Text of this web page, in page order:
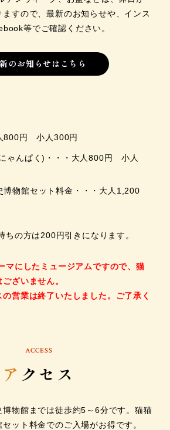
すので、最新のお知らせや、インス
等でご確認ください。
のお知らせはこちら
800円 小人300円
ゃんぱく)・・・大人800円 小人
博物館セット料金・・・大人1,200
の方は200円引きになります。
マにしたミュージアムですので、猫
ざいません。
営業は終了いたしました。ご了承く
ACCESS
ア クセス
物館までは徒歩約5～6分です。猫猫
ット料金でのご入場がお得です。